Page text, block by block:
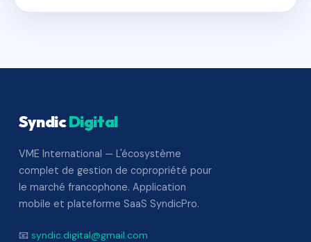
SyndicDigital
VME International — L'écosystème
complet de gestion de copropriété pour
le marché francophone. Application
mobile et plateforme SaaS SyndicPro.
📧 syndic.digital@gmail.com